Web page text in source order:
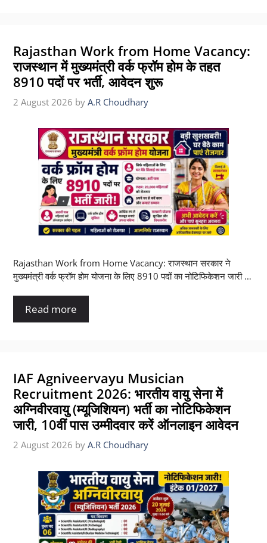
Rajasthan Work from Home Vacancy:
राजस्थान में मुख्यमंत्री वर्क फ्रॉम होम के तहत
8910 पदों पर भर्ती, आवेदन शुरू
2 August 2026 by A.R Choudhary
Rajasthan Work from Home Vacancy: राजस्थान सरकार ने
मुख्यमंत्री वर्क फ्रॉम होम योजना के लिए 8910 पदों का नोटिफिकेशन जारी …
Read more
IAF Agniveervayu Musician
Recruitment 2026: भारतीय वायु सेना में
अग्निवीरवायु (म्यूजिशियन) भर्ती का नोटिफिकेशन
जारी, 10वीं पास उम्मीदवार करें ऑनलाइन आवेदन
2 August 2026 by A.R Choudhary